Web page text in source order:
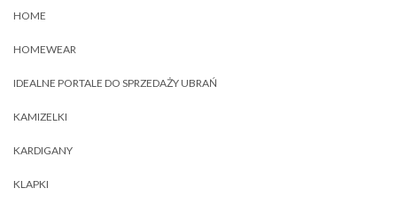
HOME
HOMEWEAR
IDEALNE PORTALE DO SPRZEDAŻY UBRAŃ
KAMIZELKI
KARDIGANY
KLAPKI